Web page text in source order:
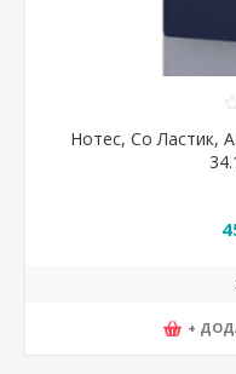
Нотес, Со Ластик,
+